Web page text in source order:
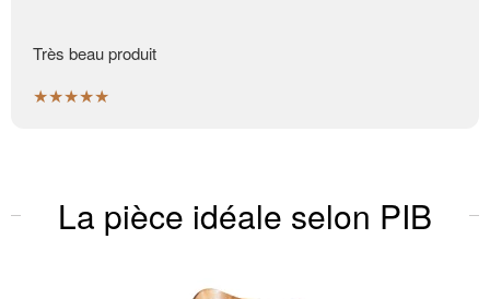
Très beau produit
★★★★★
La pièce idéale selon PIB